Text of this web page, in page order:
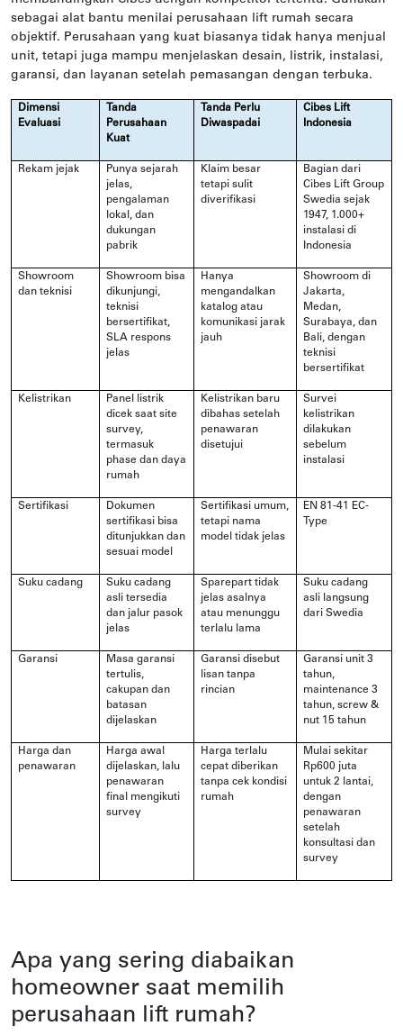
sebagai alat bantu menilai perusahaan lift rumah secara
objektif. Perusahaan yang kuat biasanya tidak hanya menjual
unit, tetapi juga mampu menjelaskan desain, listrik, instalasi,
garansi, dan layanan setelah pemasangan dengan terbuka.
Dimensi
Evaluasi
Tanda
Perusahaan
Kuat
Tanda Perlu
Diwaspadai
Cibes Lift
Indonesia
Rekam jejak
Punya sejarah
jelas,
pengalaman
lokal, dan
dukungan
pabrik
Klaim besar
tetapi sulit
diverifikasi
Bagian dari
Cibes Lift Group
Swedia sejak
1947, 1.000+
instalasi di
Indonesia
Showroom
dan teknisi
Showroom bisa
dikunjungi,
teknisi
bersertifikat,
SLA respons
jelas
Hanya
mengandalkan
katalog atau
komunikasi jarak
jauh
Showroom di
Jakarta,
Medan,
Surabaya, dan
Bali, dengan
teknisi
bersertifikat
Kelistrikan
Panel listrik
dicek saat site
survey,
termasuk
phase dan daya
rumah
Kelistrikan baru
dibahas setelah
penawaran
disetujui
Survei
kelistrikan
dilakukan
sebelum
instalasi
Sertifikasi
Dokumen
sertifikasi bisa
ditunjukkan dan
sesuai model
Sertifikasi umum,
tetapi nama
model tidak jelas
EN 81-41 EC-
Type
Suku cadang
Suku cadang
asli tersedia
dan jalur pasok
jelas
Sparepart tidak
jelas asalnya
atau menunggu
terlalu lama
Suku cadang
asli langsung
dari Swedia
Garansi
Masa garansi
tertulis,
cakupan dan
batasan
dijelaskan
Garansi disebut
lisan tanpa
rincian
Garansi unit 3
tahun,
maintenance 3
tahun, screw &
nut 15 tahun
Harga dan
penawaran
Harga awal
dijelaskan, lalu
penawaran
final mengikuti
survey
Harga terlalu
cepat diberikan
tanpa cek kondisi
rumah
Mulai sekitar
Rp600 juta
untuk 2 lantai,
dengan
penawaran
setelah
konsultasi dan
survey
Apa yang sering diabaikan
homeowner saat memilih
perusahaan lift rumah?